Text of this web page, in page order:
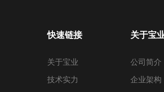
快速链接
关于宝业
技术实力
关于宝
公司简介
企业架构